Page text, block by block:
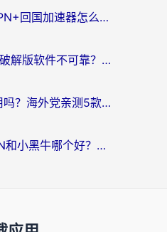
海外党必看：PC VPN+回国加速器怎么选？无缝访问国内资源全攻略
海外党别踩坑！iOS破解版软件不可靠？教你选对回国加速器无缝看国内资源
雷神手游和快喵好用吗？海外党亲测5款回国加速器，附斧牛Bling对比+微信视频号解决办法
海外党纠结ChickCN和小黑牛哪个好？一篇帮你选对回国加速器的实用指南